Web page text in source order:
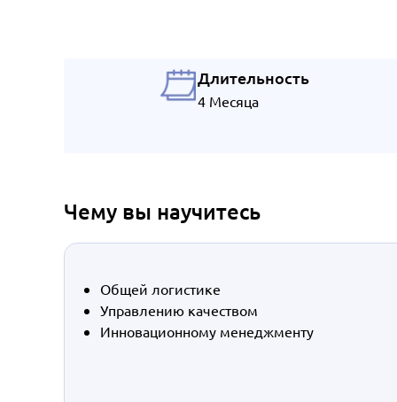
Длительность
4 Месяца
Чему вы научитесь
Общей логистике
Управлению качеством
Инновационному менеджменту